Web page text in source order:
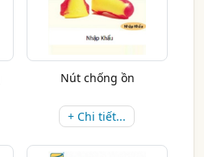
Nút chống ồn
+ Chi tiết...